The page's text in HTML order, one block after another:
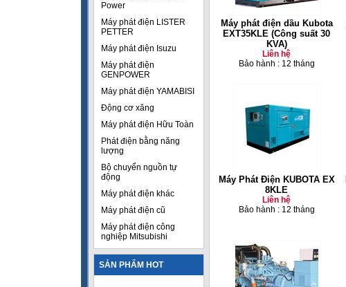
Power
Máy phát điện LISTER
PETTER
Máy phát điện Isuzu
Máy phát điện
GENPOWER
Máy phát điện YAMABISI
Động cơ xăng
Máy phát điện Hữu Toàn
Phát điện bằng năng
lượng
Bộ chuyển nguồn tự
động
Máy phát điện khác
Máy phát điện cũ
Máy phát điện công
nghiệp Mitsubishi
SẢN PHẨM HOT
Máy phát điện dầu Kubota
EXT35KLE (Công suất 30
KVA)
Liên hệ
Bảo hành : 12 tháng
Máy Phát Điện KUBOTA EX
8KLE
Liên hệ
Bảo hành : 12 tháng